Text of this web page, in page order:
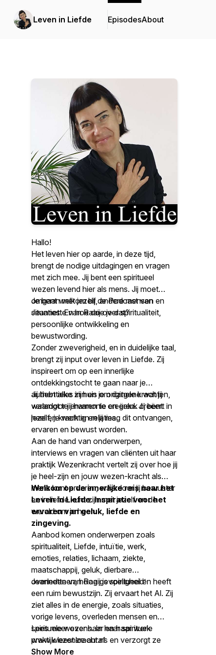
Leven in Liefde EpisodesAbout
Hallo!
Het leven hier op aarde, in deze tijd,
brengt de nodige uitdagingen en vragen
met zich mee. Jij bent een spiritueel
wezen levend hier als mens. Jij moet
omgaan met jezelf, andere mensen en
situaties. En hoe doe je dat?
Je bent welkom bij de Podcast van
Jeannette van Raaij over spiritualiteit,
persoonlijke ontwikkeling en
bewustwording.
Zonder zweverigheid, en in duidelijke taal,
brengt zij input over leven in Liefde. Zij
inspireert om op een innerlijke
ontdekkingstocht te gaan naar je
authentieke zijn en je originele krachten,
waardoor jij harmonie en geluk creëert in
jezelf, je werk en relaties.
Jij hebt alles in huis om datgene wat jij
verlangt te ervaren te creëren. Jij bent
heel en krachtig en jij mag dit ontvangen,
ervaren en bewust worden.
Aan de hand van onderwerpen,
interviews en vragen van cliënten uit haar
praktijk Wezenkracht vertelt zij over hoe jij
je heel-zijn en jouw wezen-kracht als
mens kunt ervaren, waardoor jij bewuster
en in liefde kunt zijn met jezelf en de
wereld om je heen.
Welkom op de innerlijke reis naar het
Leven in Liefde. Inspiratie voor het
ervaren van geluk, liefde en
zingeving.
Aanbod komen onderwerpen zoals
spiritualiteit, Liefde, intuïtie, werk,
emoties, relaties, lichaam, ziekte,
maatschappij, geluk, dierbare
overledenen, hoog gevoeligheid’
Jeannette van Raaij is spiritueel en heeft
een ruim bewustzijn. Zij ervaart het Al. Zij
ziet alles in de energie, zoals situaties,
vorige levens, overleden mensen en
spirituele wezens. In haar spirituele
praktijk leest ze aura’s en verzorgt ze
persoonlijke ontwikkelingstrajecten. Over
Lees meer over haar en haar werk
www.wezenkracht.nl
Show More